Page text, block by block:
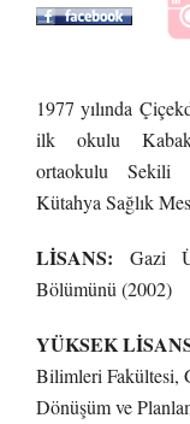
1977 yılında
ilk okulu
ortaokulu Sekili
Kütahya Sağlık
LİSANS: Gazi
Bölümünü (2002)
YÜKSEK
Bilimleri Fakültesi,
Dönüşüm ve